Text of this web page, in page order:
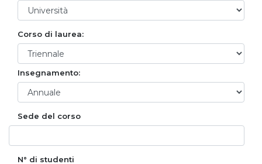
Corso di laurea:
Insegnamento:
Sede del corso
N° di studenti